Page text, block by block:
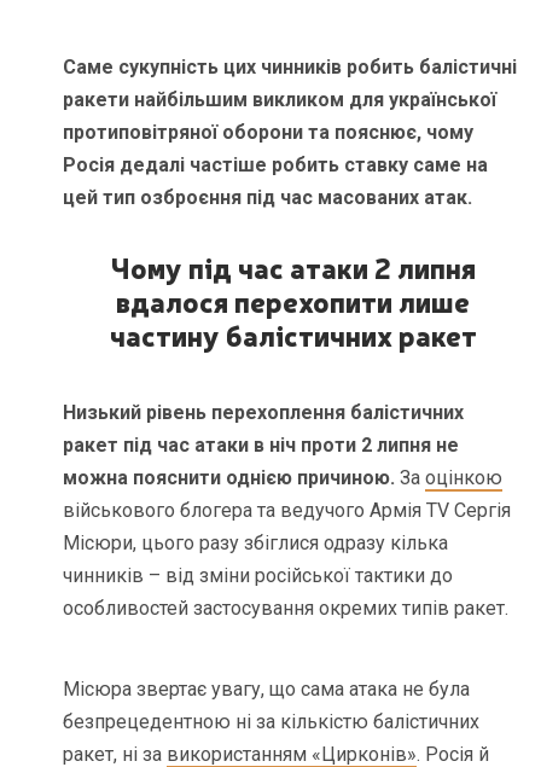
Саме сукупність цих чинників робить балістичні
ракети найбільшим викликом для української
протиповітряної оборони та пояснює, чому
Росія дедалі частіше робить ставку саме на
цей тип озброєння під час масованих атак.
Чому під час атаки 2 липня
вдалося перехопити лише
частину балістичних ракет
Низький рівень перехоплення балістичних
ракет під час атаки в ніч проти 2 липня не
можна пояснити однією причиною. Заоцінкою
військового блогера та ведучого Армія TV Сергія
Місюри, цього разу збіглися одразу кілька
чинників – від зміни російської тактики до
особливостей застосування окремих типів ракет.
Місюра звертає увагу, що сама атака не була
безпрецедентною ні за кількістю балістичних
ракет, ні за використанням «Цирконів». Росія й